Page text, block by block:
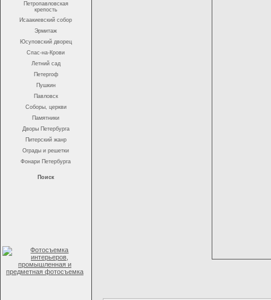
Петропавловская
крепость
Исаакиевский собор
Эрмитаж
Юсуповский дворец
Спас-на-Крови
Летний сад
Петергоф
Пушкин
Павловск
Соборы, церкви
Памятники
Дворы Петербурга
Питерский жанр
Ограды и решетки
Фонари Петербурга
Поиск